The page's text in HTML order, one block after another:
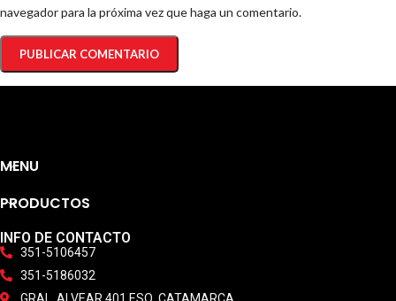
navegador para la próxima vez que haga un comentario.
MENU
PRODUCTOS
INFO DE CONTACTO
351-5106457
351-5186032